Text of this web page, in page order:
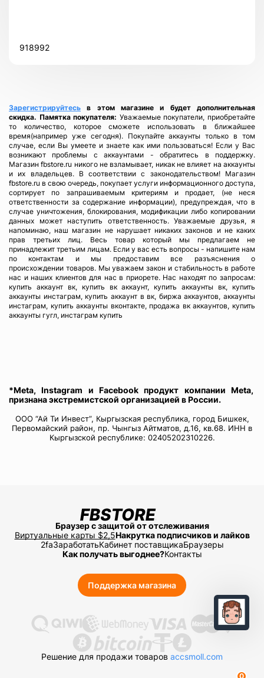
918992
Зарегистрируйтесь
в этом магазине и будет дополнительная
скидка. Памятка покупателя: Уважаемые покупатели, приобретайте
то количество, которое сможете использовать в ближайшее
время(например уже сегодня). Покупайте аккаунты только в том
случае, если Вы умеете и знаете как ими пользоваться! Если у Вас
возникают проблемы с аккаунтами - обратитесь в поддержку.
Магазин fbstore.ru никого не взламывает, никак не влияет на аккаунты
и их владельцев. В соответствии с законодательством! Магазин
fbstore.ru в свою очередь, покупает услуги информационного доступа,
сортирует по запрашиваемым критериям и продает, (не неся
ответственности за содержание информации), предупреждая, что в
случае уничтожения, блокирования, модификации либо копировании
данных может наступить ответственность. Уважаемые друзья, я
напоминаю, наш магазин не нарушает никаких законов и не каких
прав третьих лиц. Весь товар который мы предлагаем не
принадлежит третьим лицам. Если у вас есть вопросы - напишите нам
по контактам и мы предоставим все разъяснения о
происхождении товаров. Мы уважаем закон и стабильность в работе
нас и наших клиентов для нас в приорете. Нас находят по запросам:
купить аккаунт вк, купить вк аккаунт, купить аккаунты вк, купить
аккаунты инстаграм, купить аккаунт в вк, биржа аккаунтов, аккаунты
инстаграм, купить аккаунты вконтакте, продажа вк аккаунтов, купить
аккаунты гугл, инстаграм купить
*Meta, Instagram и Facebook продукт компании Meta,
признана экстремистской организацией в России.
ООО “Ай Ти Инвест”, Кыргызская республика, город Бишкек,
Первомайский район, пр. Чынгыз Айтматов, д.16, кв.68. ИНН в
Кыргызской республике: 02405202310226.
Браузер с защитой от отслеживания
Виртуальные карты $2,5Накрутка подписчиков и лайков
2faЗаработатьКабинет поставщикаБраузеры
Как получать выгоднее?Контакты
Поддержка магазина
Решение для продажи товаров accsmoll.com
0